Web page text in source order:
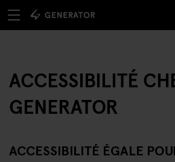
ACCESSIBILITÉ
GENERATOR
ACCESSIBILITÉ ÉGALE